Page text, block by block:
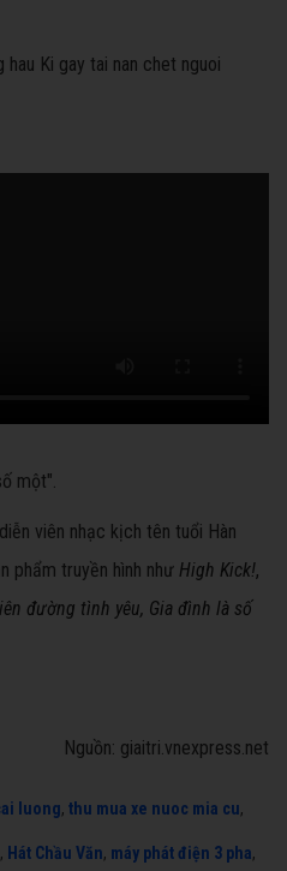
một".
viên nhạc kịch tên tuổi Hàn
phẩm truyền hình như High Kick!,
đường tình yêu, Gia đình là số
Nguồn: giaitri.vnexpress.net
luong, thu mua xe nuoc mia cu,
, Hát Chầu Văn, máy phát điện 3 pha,